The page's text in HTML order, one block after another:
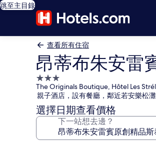
跳至主目錄
查看所有住宿
昂蒂布朱安雷
3.0
星
級
住
宿
The Originals Boutique, Hôtel Les
親子酒店，設有餐廳，鄰近若安樂松灘
選擇日期查看價格
下一站想去邊？